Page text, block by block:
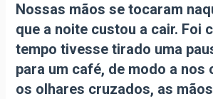
Nossas mãos se tocaram
que a noite custou a cair. Foi
tempo tivesse tirado uma
para um café, de modo a nos
os olhares cruzados, as